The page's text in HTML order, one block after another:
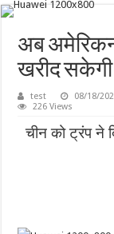
अब अमेरिकन
खरीद
test 08/18/
226 Views
चीन को ट्रंप ने